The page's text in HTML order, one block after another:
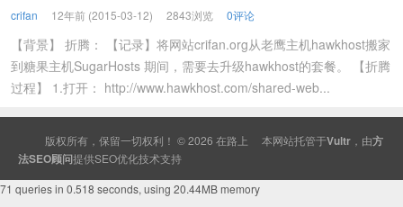
crifan 12年前 (2015-03-12) 2843浏览 0评论
【背景】 折腾： 【记录】将网站crifan.org从老鹰主机hawkhost搬家
到糖果主机SugarHosts 期间，需要去升级hawkhost的套餐。 【折腾
过程】 1.打开： http://www.hawkhost.com/shared-web...
版权所有，保留一切权利！ © 2026 在路上 本网站托管于Vultr ，由方
法SEO顾问提供SEO优化技术支持
71 queries in 0.518 seconds, using 20.44MB memory